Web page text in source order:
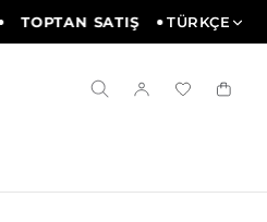
TOPTAN SATIŞ TOPTAN
TÜRKÇE